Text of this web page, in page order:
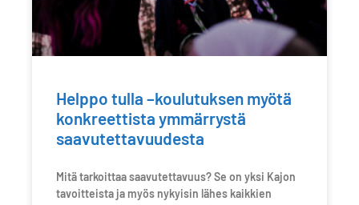
Helppo tulla –koulutuksen myötä
konkreettista ymmärrystä
saavutettavuudesta
Mitä tarkoittaa saavutettavuus? Se on yksi Kajon
tavoitteista ja myös nykyisin lähes kaikkien